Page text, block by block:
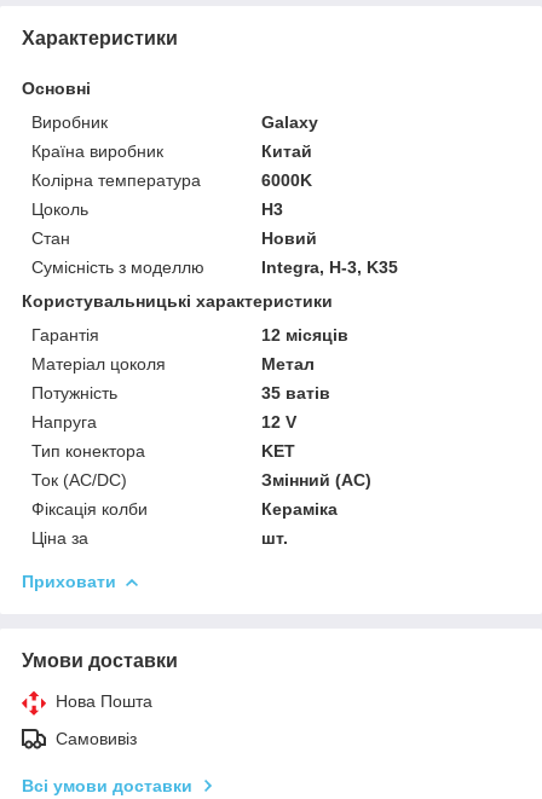
Характеристики
Основні
Виробник
Galaxy
Країна виробник
Китай
Колірна температура
6000K
Цоколь
H3
Стан
Новий
Сумісність з моделлю
Integra, H-3, K35
Користувальницькі характеристики
Гарантія
12 місяців
Матеріал цоколя
Метал
Потужність
35 ватів
Напруга
12 V
Тип конектора
KET
Ток (AC/DC)
Змінний (AC)
Фіксація колби
Кераміка
Ціна за
шт.
Приховати
Умови доставки
Нова Пошта
Самовивіз
Всі умови доставки